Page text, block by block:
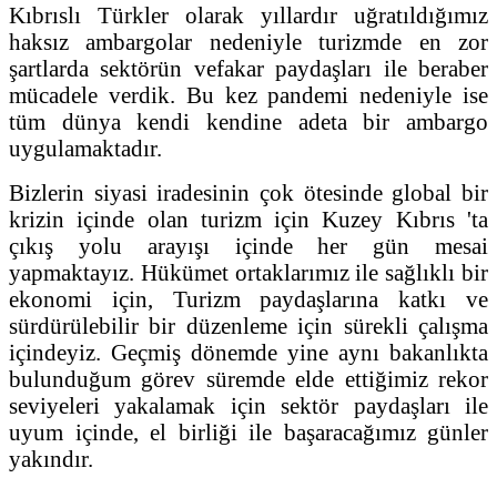
Kıbrıslı Türkler olarak yıllardır uğratıldığımız
haksız ambargolar nedeniyle turizmde en zor
şartlarda sektörün vefakar paydaşları ile beraber
mücadele verdik. Bu kez pandemi nedeniyle ise
tüm dünya kendi kendine adeta bir ambargo
uygulamaktadır.
Bizlerin siyasi iradesinin çok ötesinde global bir
krizin içinde olan turizm için Kuzey Kıbrıs 'ta
çıkış yolu arayışı içinde her gün mesai
yapmaktayız. Hükümet ortaklarımız ile sağlıklı bir
ekonomi için, Turizm paydaşlarına katkı ve
sürdürülebilir bir düzenleme için sürekli çalışma
içindeyiz. Geçmiş dönemde yine aynı bakanlıkta
bulunduğum görev süremde elde ettiğimiz rekor
seviyeleri yakalamak için sektör paydaşları ile
uyum içinde, el birliği ile başaracağımız günler
yakındır.